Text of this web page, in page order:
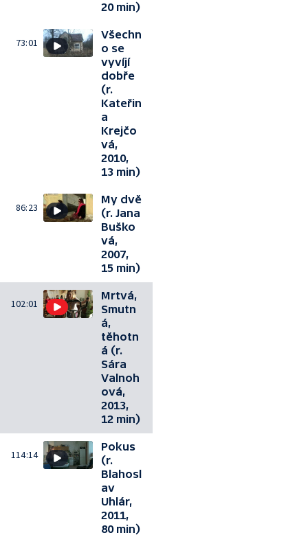
20 min)
73:01
Všechn
o se
vyvíjí
dobře
(r.
Kateřin
a
Krejčo
vá,
2010,
13 min)
86:23
My dvě
(r. Jana
Buško
vá,
2007,
15 min)
102:01
Mrtvá,
Smutn
á,
těhotn
á (r.
Sára
Valnoh
ová,
2013,
12 min)
114:14
Pokus
(r.
Blahosl
av
Uhlár,
2011,
80 min)